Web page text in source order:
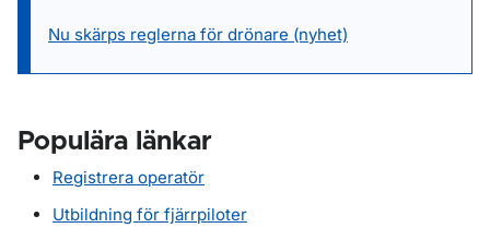
Nu skärps reglerna för drönare (nyhet)
Populära länkar
Registrera operatör
Utbildning för fjärrpiloter